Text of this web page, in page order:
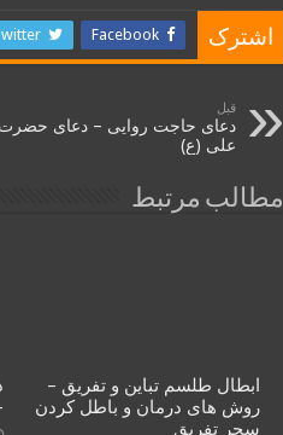
اشترک Facebook
قبل
دعای حاجت روایی – دعای حضرت
علی (ع)
مطالب مرتبط
ابطال طلسم تباین و تفریق –
روش های درمان و باطل کردن
سحر تفریق